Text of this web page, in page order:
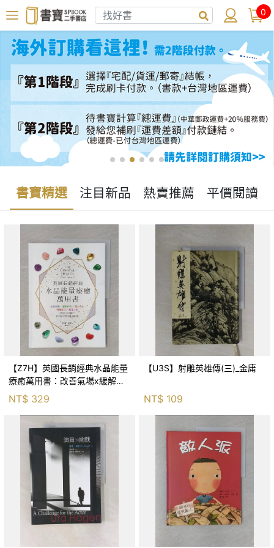
0
書寶精選 注目新品 熱賣推薦 平價閱讀
【Z7H】英國長銷經典水晶能量
療癒萬用書：改善氣場x緩解疼
痛x穩定身心x增加財富x促進人
緣，250種水晶礦石給你最完整
的生活對策_菲利
NT$ 329
【U3S】射雕英雄傳(三)_金庸
NT$ 109